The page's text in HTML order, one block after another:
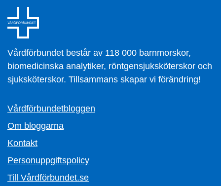
Vårdförbundet består av 118 000 barnmorskor,
biomedicinska analytiker, röntgensjuksköterskor och
sjuksköterskor. Tillsammans skapar vi förändring!
Vårdförbundetbloggen
Om bloggarna
Kontakt
Personuppgiftspolicy
Till Vårdförbundet.se